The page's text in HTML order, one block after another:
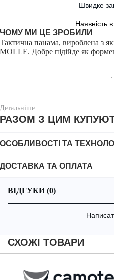
Швидке
Наявність
ЧОМУ МИ ЦЕ ЗРОБИЛИ
Тактична панама, вироблена з
MOLLE. Добре підійде як
Панама розроблена з надійної,
суміш поліестеру та бавовни,
зносостійкі та гіпоалергенні
створений таким чином, що
Короткі поля панами прошиті
зносостійкості та жорсткості.
Детальніше
РАЗОМ З ЦИМ
ОСОБЛИВОСТІ ТА
ДОСТАВКА ТА ОПЛАТА
ВІДГУКИ (0)
СХОЖІ ТОВАРИ